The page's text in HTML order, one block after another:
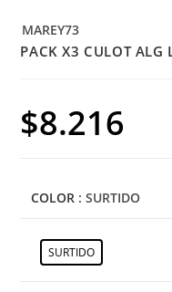
MAREY73
PACK X3 CULOT ALG
$8.216
COLOR : SURTIDO
SURTIDO